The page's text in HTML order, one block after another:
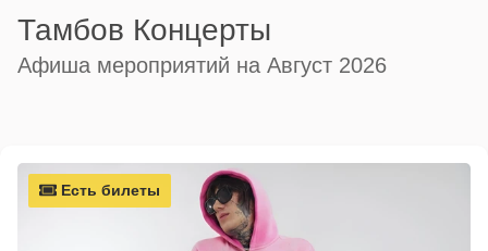
Тамбов Концерты
Афиша мероприятий на Август 2026
Есть билеты